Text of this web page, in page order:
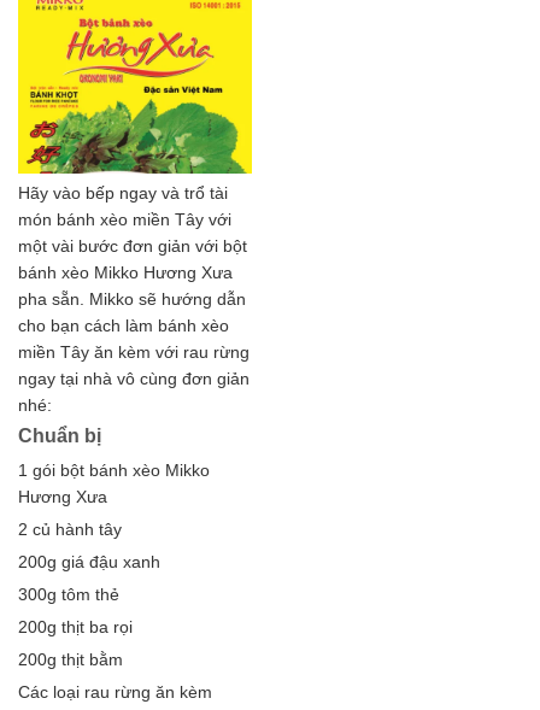
Hãy vào bếp ngay và trổ tài
món bánh xèo miền Tây với
một vài bước đơn giản với bột
bánh xèo Mikko Hương Xưa
pha sẵn. Mikko sẽ hướng dẫn
cho bạn cách làm bánh xèo
miền Tây ăn kèm với rau rừng
ngay tại nhà vô cùng đơn giản
nhé:
Chuẩn bị
1 gói bột bánh xèo Mikko
Hương Xưa
2 củ hành tây
200g giá đậu xanh
300g tôm thẻ
200g thịt ba rọi
200g thịt bằm
Các loại rau rừng ăn kèm